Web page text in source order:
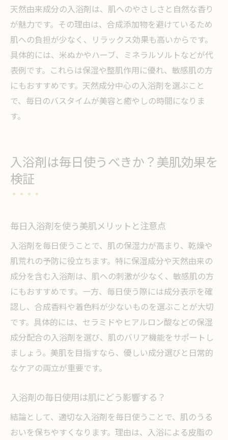
天然由来成分の入浴剤は、肌へのやさしさと自然な香り
が魅力です。その理由は、合成添加物を避けているため
肌への負担が少なく、リラックス効果も高いからです。
具体的には、米ぬかやハーブ、ミネラルソルトなどが代
表例です。これらは保湿や整肌作用に優れ、敏感肌の方
にもおすすめです。天然成分中心の入浴剤を選ぶこと
で、毎日のバスタイムが美容と癒やしの時間になりま
す。
入浴剤は毎日使うべきか？美肌効果を
検証
毎日入浴剤を使う美肌メリットと注意点
入浴剤を毎日使うことで、肌の保湿力が高まり、乾燥や
肌荒れの予防に役立ちます。特に保湿成分や天然由来の
成分を含む入浴剤は、肌への刺激が少なく、敏感肌の方
にもおすすめです。一方、毎日使う際には成分表示を確
認し、合成香料や着色料が少ないものを選ぶことが大切
です。具体的には、セラミドやヒアルロン酸などの保湿
成分配合の入浴剤を選び、肌のバリア機能をサポートし
ましょう。美肌を目指すなら、優しい成分選びと日常的
なケアの両立が重要です。
入浴剤の毎日使用は肌にどう影響する？
結論として、適切な入浴剤を毎日使うことで、肌のうる
おいを保ちやすくなります。理由は、入浴による皮脂の